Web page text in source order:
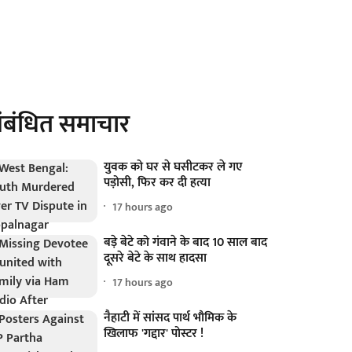
समाचार
युवक को घर से घसीटकर ले गए
पड़ोसी, फिर कर दी हत्या
17 hours ago
बड़े बेटे को गंवाने के बाद 10 साल बाद
दूसरे बेटे के साथ हादसा
17 hours ago
नैहाटी में सांसद पार्थ भौमिक के
खिलाफ 'गद्दार' पोस्टर !